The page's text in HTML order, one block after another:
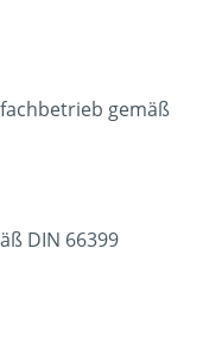
gemäß
DIN 66399